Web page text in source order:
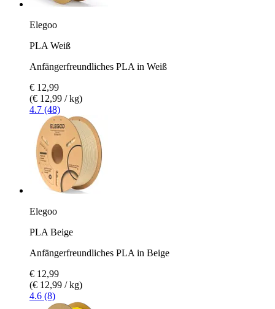
Elegoo
PLA Weiß
Anfängerfreundliches PLA in Weiß
€ 12,99
(€ 12,99 / kg)
4.7 (48)
Elegoo
PLA Beige
Anfängerfreundliches PLA in Beige
€ 12,99
(€ 12,99 / kg)
4.6 (8)